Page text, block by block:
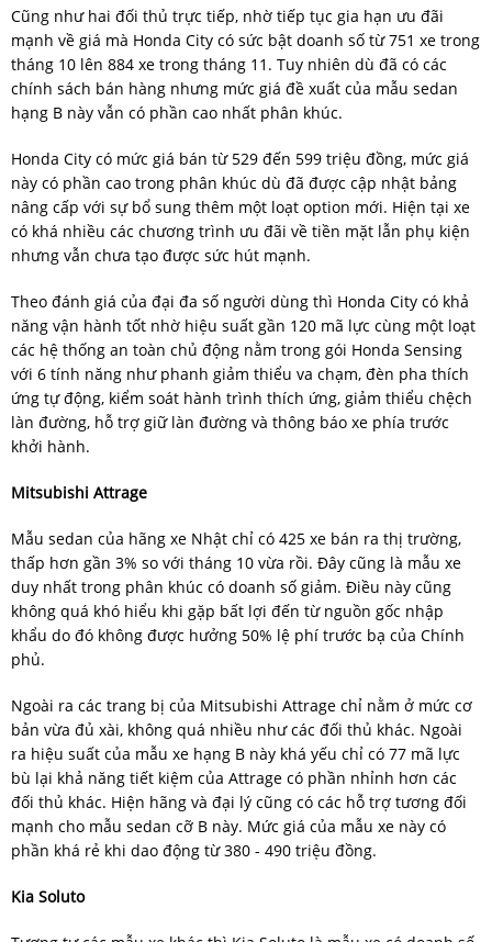
Cũng như hai đối thủ trực tiếp, nhờ tiếp tục gia hạn ưu đãi
mạnh về giá mà Honda City có sức bật doanh số từ 751 xe trong
tháng 10 lên 884 xe trong tháng 11. Tuy nhiên dù đã có các
chính sách bán hàng nhưng mức giá đề xuất của mẫu sedan
hạng B này vẫn có phần cao nhất phân khúc.
Honda City có mức giá bán từ 529 đến 599 triệu đồng, mức giá
này có phần cao trong phân khúc dù đã được cập nhật bảng
nâng cấp với sự bổ sung thêm một loạt option mới. Hiện tại xe
có khá nhiều các chương trình ưu đãi về tiền mặt lẫn phụ kiện
nhưng vẫn chưa tạo được sức hút mạnh.
Theo đánh giá của đại đa số người dùng thì Honda City có khả
năng vận hành tốt nhờ hiệu suất gần 120 mã lực cùng một loạt
các hệ thống an toàn chủ động nằm trong gói Honda Sensing
với 6 tính năng như phanh giảm thiểu va chạm, đèn pha thích
ứng tự động, kiểm soát hành trình thích ứng, giảm thiểu chệch
làn đường, hỗ trợ giữ làn đường và thông báo xe phía trước
khởi hành.
Mitsubishi Attrage
Mẫu sedan của hãng xe Nhật chỉ có 425 xe bán ra thị trường,
thấp hơn gần 3% so với tháng 10 vừa rồi. Đây cũng là mẫu xe
duy nhất trong phân khúc có doanh số giảm. Điều này cũng
không quá khó hiểu khi gặp bất lợi đến từ nguồn gốc nhập
khẩu do đó không được hưởng 50% lệ phí trước bạ của Chính
phủ.
Ngoài ra các trang bị của Mitsubishi Attrage chỉ nằm ở mức cơ
bản vừa đủ xài, không quá nhiều như các đối thủ khác. Ngoài
ra hiệu suất của mẫu xe hạng B này khá yếu chỉ có 77 mã lực
bù lại khả năng tiết kiệm của Attrage có phần nhỉnh hơn các
đối thủ khác. Hiện hãng và đại lý cũng có các hỗ trợ tương đối
mạnh cho mẫu sedan cỡ B này. Mức giá của mẫu xe này có
phần khá rẻ khi dao động từ 380 - 490 triệu đồng.
Kia Soluto